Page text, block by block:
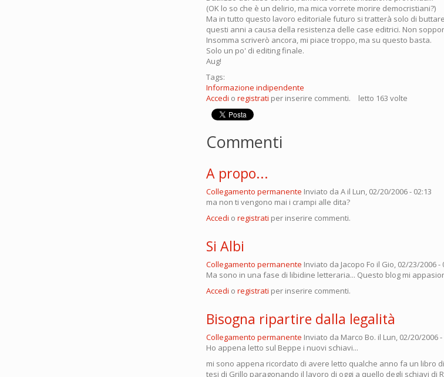
(OK lo so che è un delirio, ma mica vorrete morire democristiani?)
Ma in tutto questo lavoro editoriale futuro si tratterà solo di
questi anni a causa della resistenza delle case editrici. Non
Insomma scriverò ancora, mi piace troppo, ma su questo basta.
Solo un po' di editing finale.
Aug!
Tags:
Informazione indipendente
Accedi o registrati per inserire commenti. letto 163 volte
Commenti
A propo...
Collegamento permanente Inviato da A il Lun, 02/20/2006 - 02:13
ma non ti vengono mai i crampi alle dita?
Accedi o registrati per inserire commenti.
Si Albi
Collegamento permanente Inviato da Jacopo Fo il Gio, 02/23/2006 -
Ma sono in una fase di libidine letteraria... Questo blog mi
Accedi o registrati per inserire commenti.
Bisogna ripartire dalla legalità
Collegamento permanente Inviato da Marco Bo. il Lun, 02/20/2006 -
Ho appena letto sul Beppe i nuovi schiavi...
mi sono appena ricordato di avere letto qualche anno fa un libro
tesi di Grillo paragonando il lavoro di oggi a quello degli schiavi di